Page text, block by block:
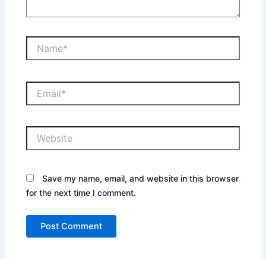
Save my name, email, and website in this browser
for the next time I comment.